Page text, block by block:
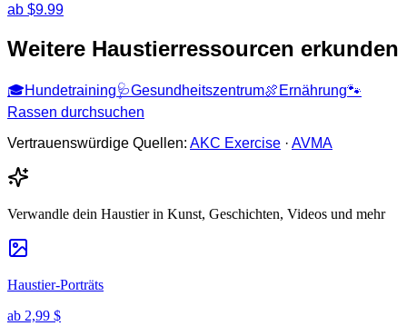
ab $9.99
Weitere Haustierressourcen erkunden
🎓Hundetraining🩺Gesundheitszentrum🍖 Ernährung🐾
Rassen durchsuchen
Vertrauenswürdige Quellen: AKC Exercise · AVMA
Verwandle dein Haustier in Kunst, Geschichten, Videos und mehr
Haustier-Porträts
ab 2,99 $